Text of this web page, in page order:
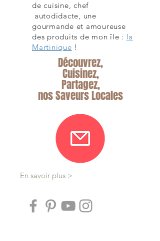
de cuisine, chef
autodidacte, une
gourmande et amoureuse
des produits de mon île : la
Martinique !
Découvrez,
Cuisinez,
Partagez,
nos Saveurs Locales
En savoir plus >